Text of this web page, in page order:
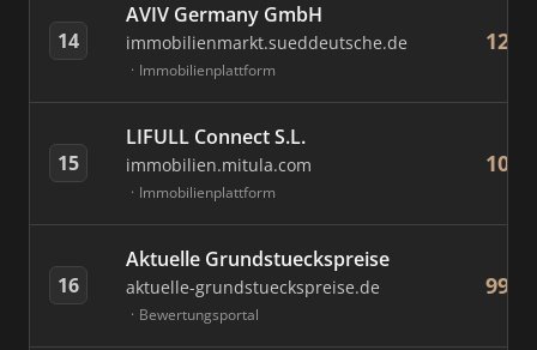
14
AVIV Germany GmbH
immobilienmarkt.sueddeutsche.de
Immobilienplattform
120
15
LIFULL Connect S.L.
immobilien.mitula.com
Immobilienplattform
100
16
Aktuelle Grundstueckspreise
aktuelle-grundstueckspreise.de
Bewertungsportal
99